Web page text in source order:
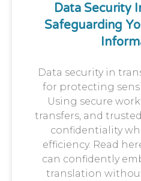
Data Security
Safeguarding
Data security in
for protecting
Using secure
transfers, and
confidentiality
efficiency. Read
can confidently
translation